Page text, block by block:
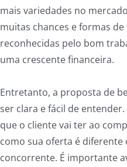
mais variedades no
muitas chances e formas
reconhecidas pelo bom
uma crescente financeira.
Entretanto, a proposta de
ser clara e fácil de
que o cliente vai ter ao
como sua oferta é
concorrente. É importante